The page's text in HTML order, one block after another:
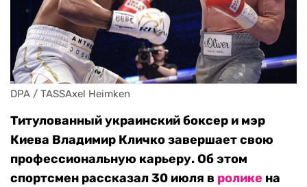
DPA / TASSAxel Heimken
Титулованный украинский боксер и мэр
Киева Владимир Кличко завершает свою
профессиональную карьеру. Об этом
спортсмен рассказал 30 июля в ролике на